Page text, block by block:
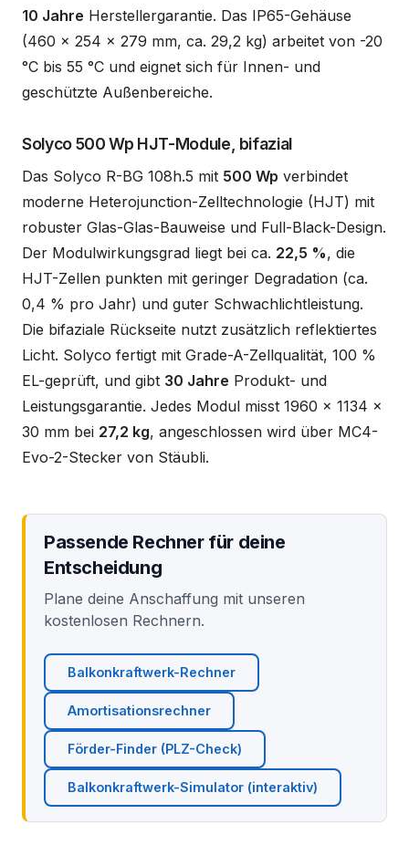
10 Jahre Herstellergarantie. Das IP65-Gehäuse
(460 x 254 x 279 mm, ca. 29,2 kg) arbeitet von -20
°C bis 55 °C und eignet sich für Innen- und
geschützte Außenbereiche.
Solyco 500 Wp HJT-Module, bifazial
Das Solyco R-BG 108h.5 mit 500 Wp verbindet
moderne Heterojunction-Zelltechnologie (HJT) mit
robuster Glas-Glas-Bauweise und Full-Black-Design.
Der Modulwirkungsgrad liegt bei ca. 22,5 %, die
HJT-Zellen punkten mit geringer Degradation (ca.
0,4 % pro Jahr) und guter Schwachlichtleistung.
Die bifaziale Rückseite nutzt zusätzlich reflektiertes
Licht. Solyco fertigt mit Grade-A-Zellqualität, 100 %
EL-geprüft, und gibt 30 Jahre Produkt- und
Leistungsgarantie. Jedes Modul misst 1960 x 1134 x
30 mm bei 27,2 kg, angeschlossen wird über MC4-
Evo-2-Stecker von Stäubli.
Passende Rechner für deine
Entscheidung
Plane deine Anschaffung mit unseren
kostenlosen Rechnern.
Balkonkraftwerk-Rechner
Amortisationsrechner
Förder-Finder (PLZ-Check)
Balkonkraftwerk-Simulator (interaktiv)